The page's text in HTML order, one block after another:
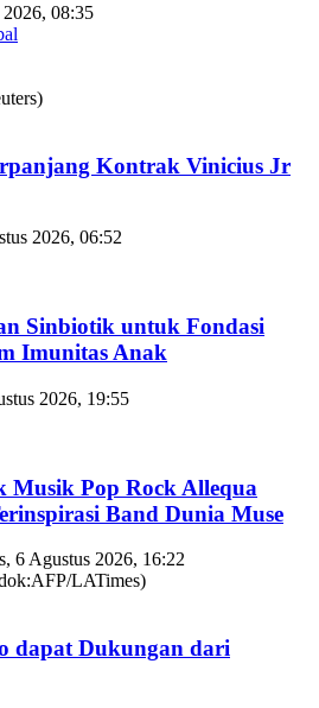
08:35
Kontrak Vinicius Jr
2026, 06:52
Sinbiotik untuk Fondasi
Imunitas Anak
2026, 19:55
Musik Pop Rock Allequa
Band Dunia Muse
6 Agustus 2026, 16:22
dapat Dukungan dari